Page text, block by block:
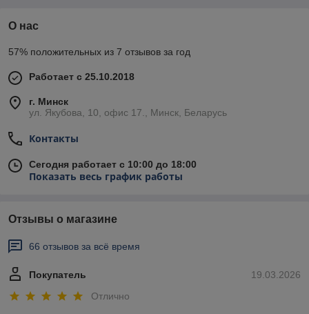
О нас
57% положительных из 7 отзывов за год
Работает с 25.10.2018
г. Минск
ул. Якубова, 10, офис 17., Минск, Беларусь
Контакты
Сегодня работает с 10:00 до 18:00
Показать весь график работы
Отзывы о магазине
66 отзывов за всё время
19.03.2026
Покупатель
Отлично